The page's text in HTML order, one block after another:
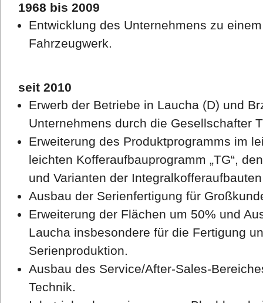
1968 bis 2009
Entwicklung des Unternehmens zu
Fahrzeugwerk.
seit 2010
Erwerb der Betriebe in Laucha (D) und
Unternehmens durch die Gesellschafter
Erweiterung des Produktprogramms im
leichten Kofferaufbauprogramm „TG“,
und Varianten der Integralkofferaufbauten
Ausbau der Serienfertigung für
Erweiterung der Flächen um 50% und
Laucha insbesondere für die Fertigung
Serienproduktion.
Ausbau des Service/After-Sales-
Technik.